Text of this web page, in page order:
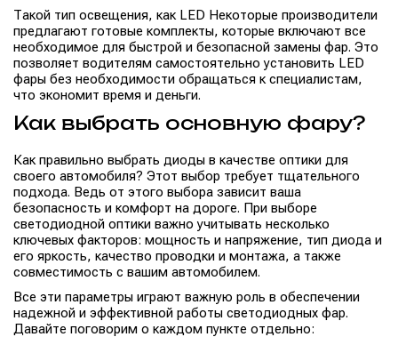
Такой тип освещения, как LED Некоторые производители
предлагают готовые комплекты, которые включают все
необходимое для быстрой и безопасной замены фар. Это
позволяет водителям самостоятельно установить LED
фары без необходимости обращаться к специалистам,
что экономит время и деньги.
Как выбрать основную фару?
Как правильно выбрать диоды в качестве оптики для
своего автомобиля? Этот выбор требует тщательного
подхода. Ведь от этого выбора зависит ваша
безопасность и комфорт на дороге. При выборе
светодиодной оптики важно учитывать несколько
ключевых факторов: мощность и напряжение, тип диода и
его яркость, качество проводки и монтажа, а также
совместимость с вашим автомобилем.
Все эти параметры играют важную роль в обеспечении
надежной и эффективной работы светодиодных фар.
Давайте поговорим о каждом пункте отдельно: